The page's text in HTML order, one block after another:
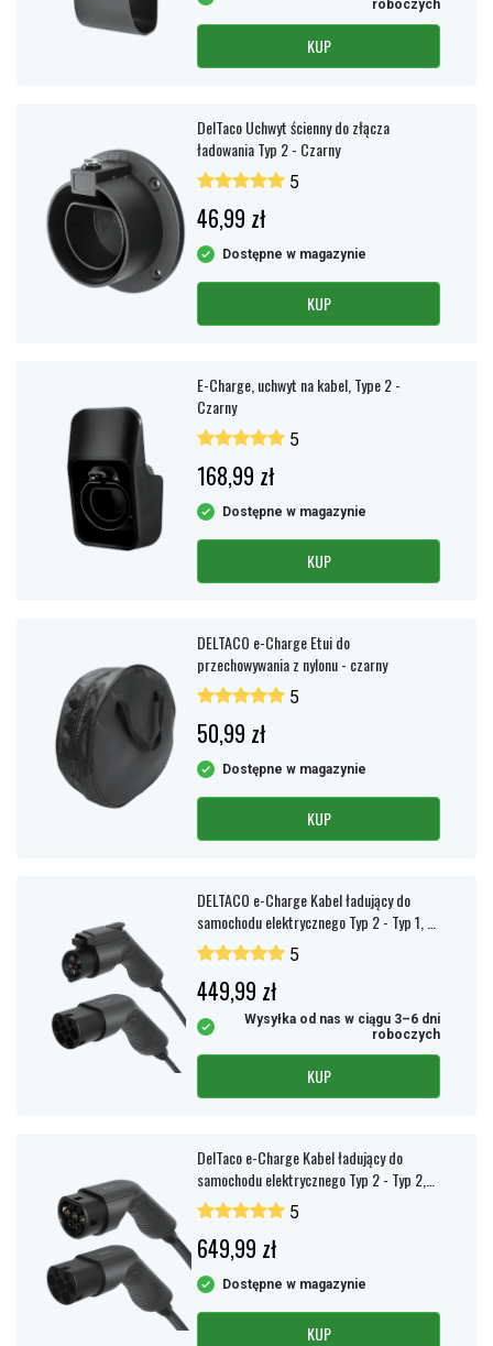
Jeżeli samochód nie jest używany w nocy lub w czasie dnia pracy
(8 h), wskazane jest ładowanie z niższym natężeniem prądu.
Oznacza to mniejsze zużycie kabli i sprzętu oraz zmniejsza
roboczych
KUP
DelTaco Uchwyt ścienny do złącza
ładowania Typ 2 - Czarny
5
46,99 zł
Dostępne w magazynie
KUP
E-Charge, uchwyt na kabel, Type 2 -
Czarny
5
168,99 zł
Dostępne w magazynie
KUP
DELTACO e-Charge Etui do
przechowywania z nylonu - czarny
5
50,99 zł
Dostępne w magazynie
KUP
DELTACO e-Charge Kabel ładujący do
samochodu elektrycznego Typ 2 - Typ 1, 1-
fazowy, 16A, 5m 5
449,99 zł
Wysyłka od nas w ciągu 3–6 dni
roboczych
KUP
DelTaco e-Charge Kabel ładujący do
samochodu elektrycznego Typ 2 - Typ 2,
3-fazowy, 32A, 5m
5
649,99 zł
Dostępne w magazynie
KUP